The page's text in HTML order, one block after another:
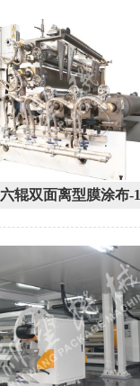
六辊双面离型膜涂布-1